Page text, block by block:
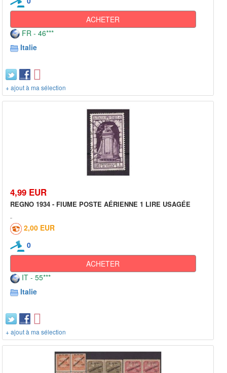
ACHETER
FR - 46***
Italie
+ ajout à ma sélection
4,99 EUR
REGNO 1934 - FIUME POSTE AÉRIENNE 1 LIRE USAGÉE
2,00 EUR
0
ACHETER
IT - 55***
Italie
+ ajout à ma sélection